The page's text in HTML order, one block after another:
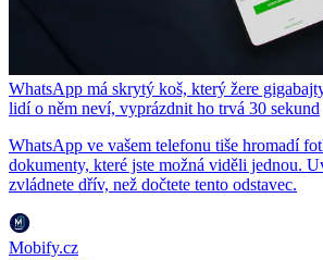
WhatsApp má skrytý koš, který žere
lidí o něm neví, vyprázdnit ho trvá 30 sekund
WhatsApp ve vašem telefonu tiše hromadí
dokumenty, které jste možná viděli jednou.
zvládnete dřív, než dočtete tento odstavec.
Mobify.cz